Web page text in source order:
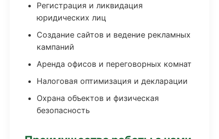
Регистрация и ликвидация
юридических лиц
Создание сайтов и ведение рекламных
кампаний
Аренда офисов и переговорных комнат
Налоговая оптимизация и декларации
Охрана объектов и физическая
безопасность